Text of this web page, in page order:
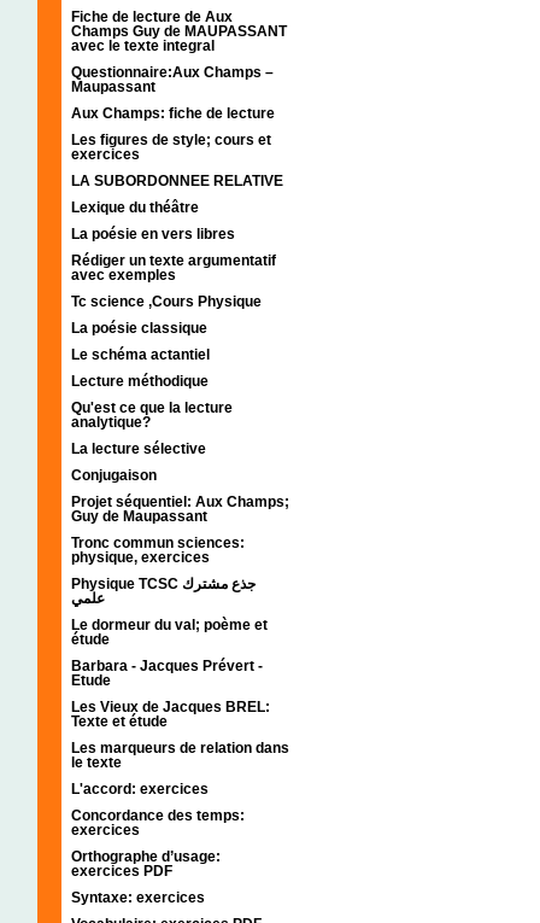
Fiche de lecture de Aux
Champs Guy de MAUPASSANT
avec le texte integral
Questionnaire:Aux Champs –
Maupassant
Aux Champs: fiche de lecture
Les figures de style; cours et
exercices
LA SUBORDONNEE RELATIVE
Lexique du théâtre
La poésie en vers libres
Rédiger un texte argumentatif
avec exemples
Tc science ,Cours Physique
La poésie classique
Le schéma actantiel
Lecture méthodique
Qu'est ce que la lecture
analytique?
La lecture sélective
Conjugaison
Projet séquentiel: Aux Champs;
Guy de Maupassant
Tronc commun sciences:
physique, exercices
Physique TCSC جذع مشترك
علمي
Le dormeur du val; poème et
étude
Barbara - Jacques Prévert -
Etude
Les Vieux de Jacques BREL:
Texte et étude
Les marqueurs de relation dans
le texte
L'accord: exercices
Concordance des temps:
exercices
Orthographe d’usage:
exercices PDF
Syntaxe: exercices